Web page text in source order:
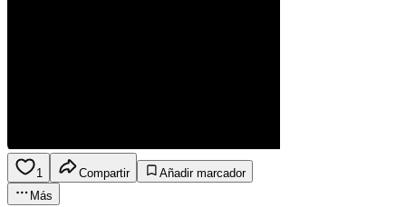
1 Compartir
Añadir marcador
Más